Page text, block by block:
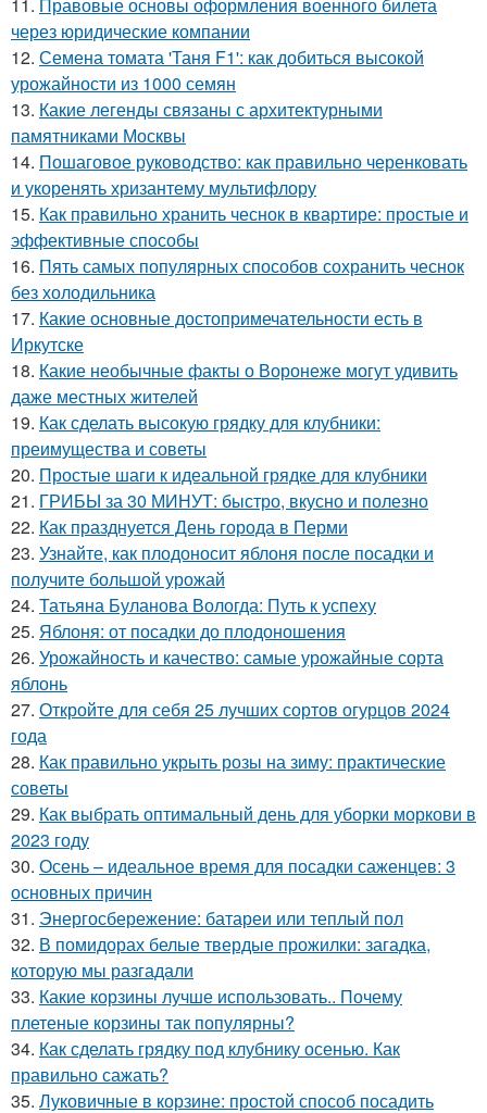
11. Правовые основы оформления военного билета
через юридические компании
12. Семена томата 'Таня F1': как добиться высокой
урожайности из 1000 семян
13. Какие легенды связаны с архитектурными
памятниками Москвы
14. Пошаговое руководство: как правильно черенковать
и укоренять хризантему мультифлору
15. Как правильно хранить чеснок в квартире: простые и
эффективные способы
16. Пять самых популярных способов сохранить чеснок
без холодильника
17. Какие основные достопримечательности есть в
Иркутске
18. Какие необычные факты о Воронеже могут удивить
даже местных жителей
19. Как сделать высокую грядку для клубники:
преимущества и советы
20. Простые шаги к идеальной грядке для клубники
21. ГРИБЫ за 30 МИНУТ: быстро, вкусно и полезно
22. Как празднуется День города в Перми
23. Узнайте, как плодоносит яблоня после посадки и
получите большой урожай
24. Татьяна Буланова Вологда: Путь к успеху
25. Яблоня: от посадки до плодоношения
26. Урожайность и качество: самые урожайные сорта
яблонь
27. Откройте для себя 25 лучших сортов огурцов 2024
года
28. Как правильно укрыть розы на зиму: практические
советы
29. Как выбрать оптимальный день для уборки моркови в
2023 году
30. Осень – идеальное время для посадки саженцев: 3
основных причин
31. Энергосбережение: батареи или теплый пол
32. В помидорах белые твердые прожилки: загадка,
которую мы разгадали
33. Какие корзины лучше использовать.. Почему
плетеные корзины так популярны?
34. Как сделать грядку под клубнику осенью. Как
правильно сажать?
35. Луковичные в корзине: простой способ посадить